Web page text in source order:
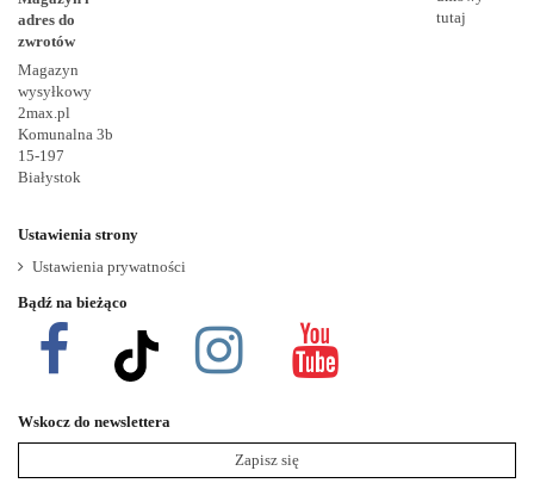
adres do
zwrotów
Magazyn
wysyłkowy
2max.pl
Komunalna 3b
15-197
Białystok
tutaj
Ustawienia strony
Ustawienia prywatności
Bądź na bieżąco
Wskocz do newslettera
Zapisz się